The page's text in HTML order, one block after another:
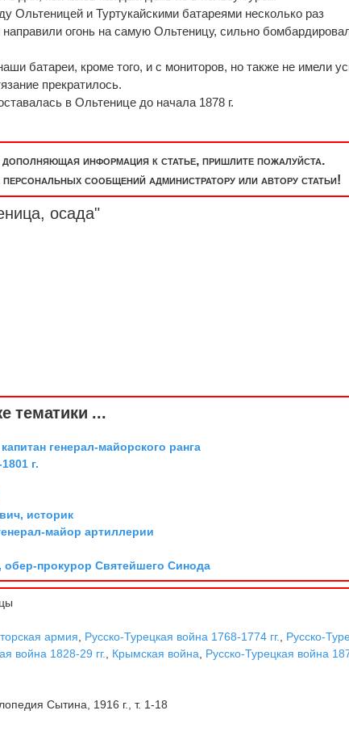
Ольтеницей и Туртукайскими батареями несколько раз
огонь на самую Ольтеницу, сильно
батареи, кроме того, и с мониторов, но также не имели
прекратилось.
в Ольтенице до начала 1878 г.
информация к статье, пришлите пожалуйста.
сообщений администратору или автору статьи!
осада"
тематики ...
генерал-майорского ранга
г.
историк
майор артиллерии
прокурор Святейшего Синода
армия, Русско-Турецкая война 1768-1774 гг., Русско-
война 1828-29 гг., Крымская война, Русско-Турецкая война
Сытина, 1916 г., т. 1-18